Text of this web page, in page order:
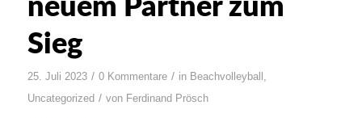
neuem Partner zum
Sieg
25. Juli 2023 / 0 Kommentare / in Beachvolleyball ,
Uncategorized / von Ferdinand Prösch